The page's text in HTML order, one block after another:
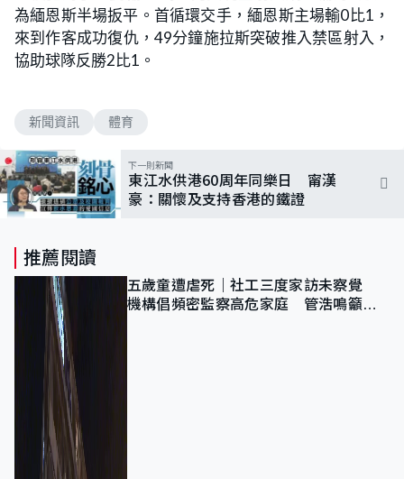
為緬恩斯半場扳平。首循環交手，緬恩斯主場輸0比1，
來到作客成功復仇，49分鐘施拉斯突破推入禁區射入，
協助球隊反勝2比1。
新聞資訊 體育
下一則新聞
東江水供港60周年同樂日 甯漢
豪：關懷及支持香港的鐵證
推薦閱讀
五歲童遭虐死｜社工三度家訪未察覺
機構倡頻密監察高危家庭 管浩鳴籲加